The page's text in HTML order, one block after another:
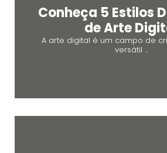
Conheça 5 Estilos
de Arte
A arte digital é um campo de
versátil ...